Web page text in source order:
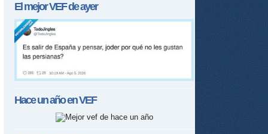
El mejorVEFde ayer
Hace un año enVEF